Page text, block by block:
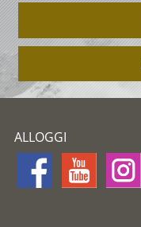
ALLOGGI